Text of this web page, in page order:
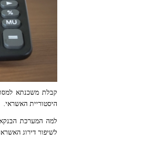
קבלת משכנתא
היסטוריית האשראי.
למה המערכת
לשיפור דירוג